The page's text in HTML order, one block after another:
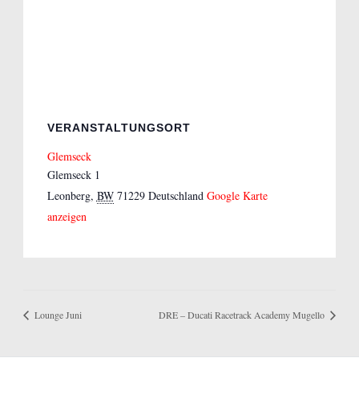
VERANSTALTUNGSORT
Glemseck
Glemseck 1
Leonberg, BW 71229 Deutschland Google Karte
anzeigen
Lounge Juni DRE – Ducati Racetrack Academy Mugello